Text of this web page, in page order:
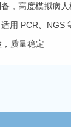
，高度模拟病人
用 PCR、NGS
质量稳定